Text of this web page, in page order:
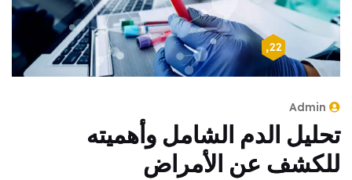
أبريل 22, 2024
Admin
تحليل الدم الشامل وأهميته
للكشف عن الأمراض